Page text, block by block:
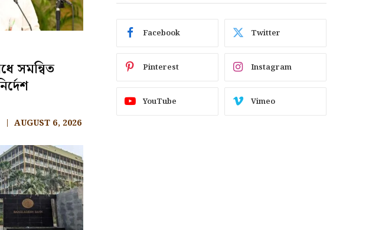
সমন্বিত
AUGUST 6, 2026
Facebook Twitter
Pinterest Instagram
YouTube Vimeo